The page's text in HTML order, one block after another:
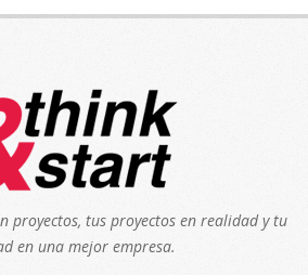
proyectos, tus proyectos en realidad y tu
en una mejor empresa.